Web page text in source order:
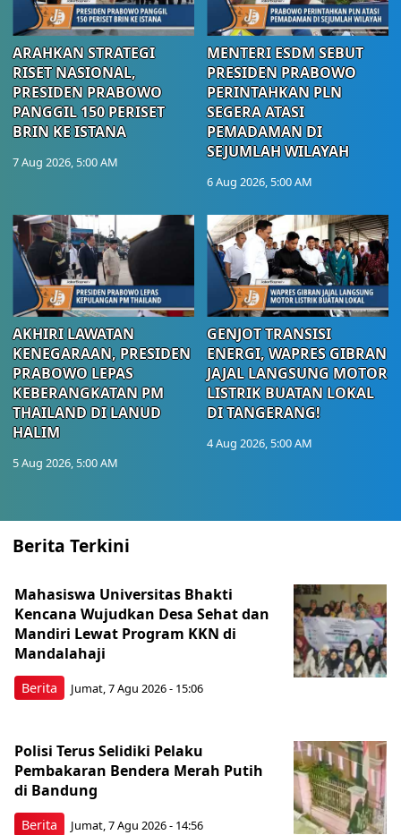
ARAHKAN STRATEGI
RISET NASIONAL,
PRESIDEN PRABOWO
PANGGIL 150 PERISET
BRIN KE ISTANA
7 Aug 2026, 5:00 AM
MENTERI ESDM SEBUT
PRESIDEN PRABOWO
PERINTAHKAN PLN
SEGERA ATASI
PEMADAMAN DI
SEJUMLAH WILAYAH
6 Aug 2026, 5:00 AM
AKHIRI LAWATAN
KENEGARAAN, PRESIDEN
PRABOWO LEPAS
KEBERANGKATAN PM
THAILAND DI LANUD
HALIM
5 Aug 2026, 5:00 AM
GENJOT TRANSISI
ENERGI, WAPRES GIBRAN
JAJAL LANGSUNG MOTOR
LISTRIK BUATAN LOKAL
DI TANGERANG!
4 Aug 2026, 5:00 AM
Berita Terkini
Berita
Mahasiswa Universitas Bhakti
Kencana Wujudkan Desa Sehat dan
Mandiri Lewat Program KKN di
Mandalahaji
Jumat, 7 Agu 2026 - 15:06
Berita
Polisi Terus Selidiki Pelaku
Pembakaran Bendera Merah Putih
di Bandung
Jumat, 7 Agu 2026 - 14:56